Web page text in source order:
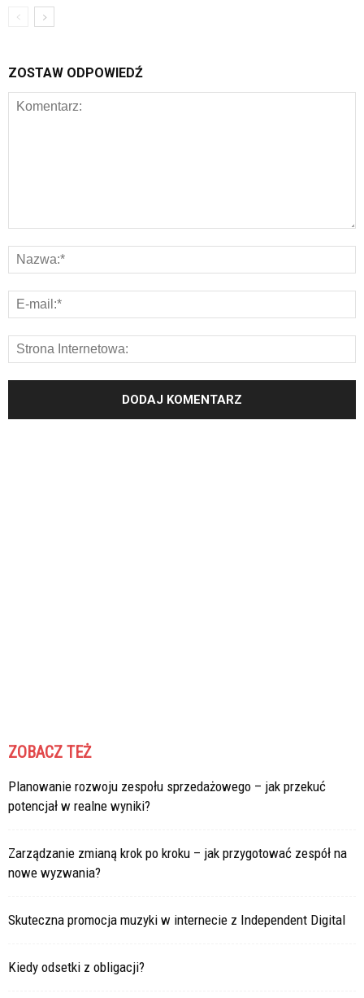
ZOSTAW ODPOWIEDŹ
ZOBACZ TEŻ
Planowanie rozwoju zespołu sprzedażowego – jak przekuć
potencjał w realne wyniki?
Zarządzanie zmianą krok po kroku – jak przygotować zespół na
nowe wyzwania?
Skuteczna promocja muzyki w internecie z Independent Digital
Kiedy odsetki z obligacji?